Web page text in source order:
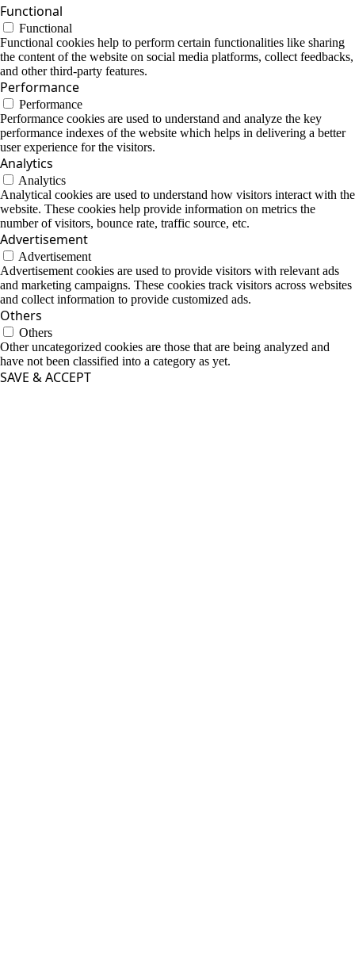
Functional
Functional
Functional cookies help to perform certain functionalities like sharing
the content of the website on social media platforms, collect feedbacks,
and other third-party features.
Performance
Performance
Performance cookies are used to understand and analyze the key
performance indexes of the website which helps in delivering a better
user experience for the visitors.
Analytics
Analytics
Analytical cookies are used to understand how visitors interact with the
website. These cookies help provide information on metrics the
number of visitors, bounce rate, traffic source, etc.
Advertisement
Advertisement
Advertisement cookies are used to provide visitors with relevant ads
and marketing campaigns. These cookies track visitors across websites
and collect information to provide customized ads.
Others
Others
Other uncategorized cookies are those that are being analyzed and
have not been classified into a category as yet.
SAVE & ACCEPT